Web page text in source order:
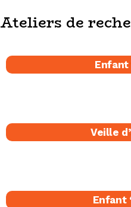
Ateliers de
Enfant
Veille
Enfant